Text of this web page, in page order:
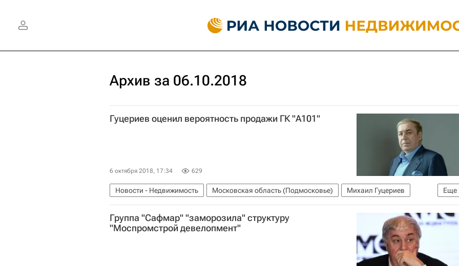
Архив за 06.10.2018
Гуцериев оценил вероятность продажи ГК "А101"
6 октября 2018, 17:34 629
Еще
Новости - Недвижимость Московская область (Подмосковье)
Михаил Гуцериев
Инфраструктура
Сафмар
Группа "Сафмар" "заморозила" структуру
"Моспромстрой девелопмент"